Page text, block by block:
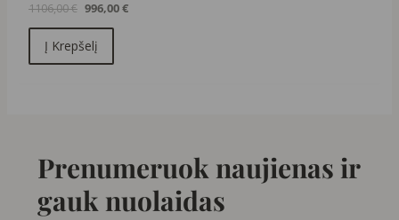
1106,00€ 996,00€
Į Krepšelį
Prenumeruok naujienas ir
gauk nuolaidas